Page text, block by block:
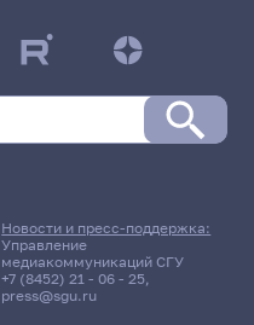
Новости и пресс-поддержка:
Управление
медиакоммуникаций СГУ
+7 (8452) 21 - 06 - 25,
press@sgu.ru